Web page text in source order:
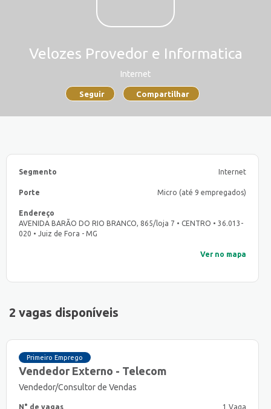
Velozes Provedor e Informatica
Internet
Seguir Compartilhar
Segmento Internet
Porte Micro (até 9 empregados)
Endereço
AVENIDA BARÃO DO RIO BRANCO, 865/loja 7 • CENTRO • 36.013-
020 • Juiz de Fora - MG
Ver no mapa
2 vagas disponíveis
Primeiro Emprego
Vendedor Externo - Telecom
Vendedor/Consultor de Vendas
N° de vagas
1 Vaga